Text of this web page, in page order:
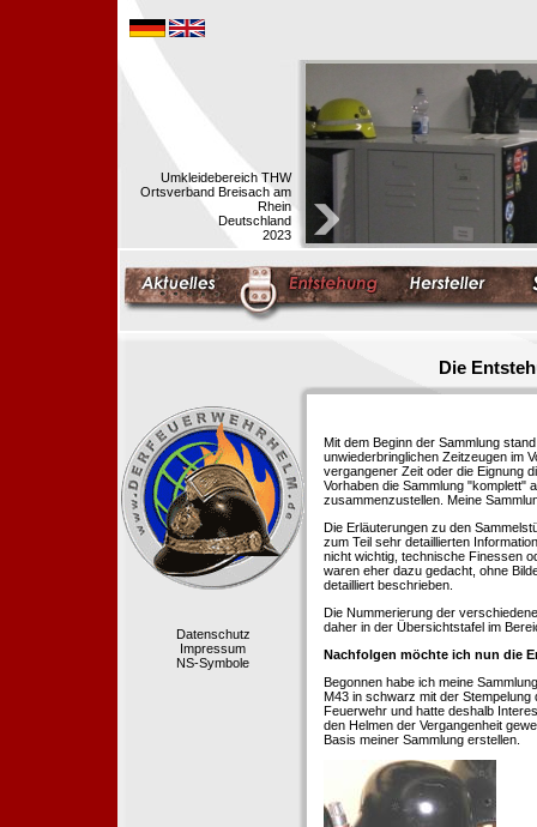
Umkleidebereich THW
Ortsverband Breisach am
Rhein
Deutschland
2023
Die
Datenschutz
Impressum
NS-Symbole
Mit dem Beginn der Sammlung
unwiederbringlichen Zeitzeugen im
vergangener Zeit oder die Eignung
Vorhaben die Sammlung "komplett"
zusammenzustellen. Meine
Die Erläuterungen zu den
zum Teil sehr detaillierten
nicht wichtig, technische Finessen
waren eher dazu gedacht, ohne
detailliert beschrieben.
Die Nummerierung der
daher in der Übersichtstafel im
Nachfolgen möchte ich nun die
Begonnen habe ich meine
M43 in schwarz mit der Stempelung
Feuerwehr und hatte deshalb
den Helmen der Vergangenheit
Basis meiner Sammlung erstellen.